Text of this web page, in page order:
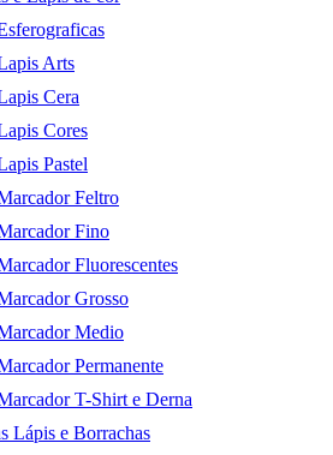
Arts
Cera
Cores
Pastel
Feltro
Fino
Fluorescentes
Grosso
Medio
Permanente
T-Shirt e Derna
Lápis e Borrachas